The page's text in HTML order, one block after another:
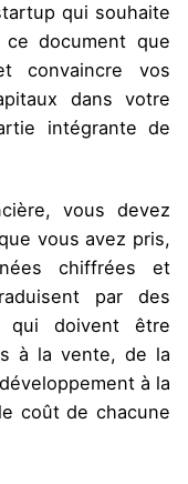
qui souhaite
document que
convaincre vos
dans votre
intégrante de
vous devez
vous avez pris,
chiffrées et
par des
qui doivent être
à la vente, de la
à la
coût de chacune